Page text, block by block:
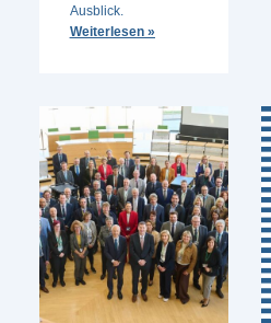
Ausblick.
Weiterlesen »